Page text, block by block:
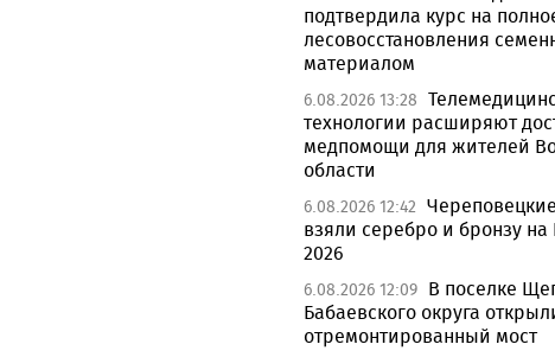
подтвердила курс на
лесовосстановления
материалом
6.08.2026 13:28
технологии расширяют
медпомощи для жителей
области
6.08.2026 12:42
взяли серебро и бронзу на
2026
6.08.2026 12:09 В поселке
Бабаевского округа
отремонтированный мост